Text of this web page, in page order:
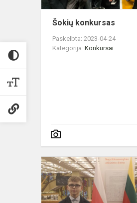
Šokių konkursas
Paskelbta: 2023-04-24
Kategorija: Konkursai